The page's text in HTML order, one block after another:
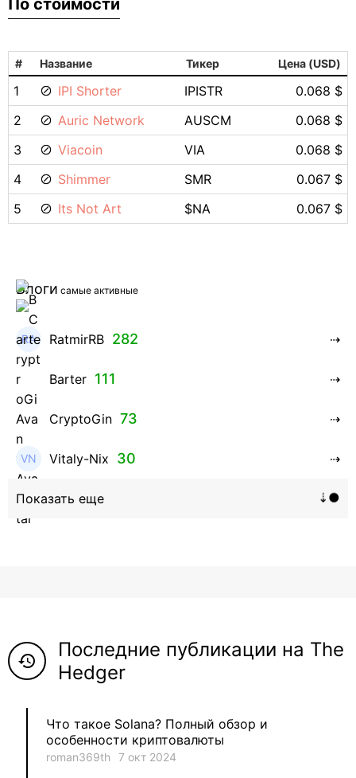
По стоимости
# Название Тикер Цена (USD)
1 IPI Shorter IPISTR
0.068 $
2
Auric Network AUSCM
0.068 $
3
Viacoin VIA
0.068 $
4
Shimmer SMR
0.067 $
5
Its Not Art $NA 0.067 $
Блоги самые активные
RatmirRB 282
Barter 111
CryptoGin 73
Vitaly-Nix 30
Hanna_Zolo4evskaya
Neftegrad 5
Evgeniy 3
history
Последние публикации на The
Hedger
Что такое Solana? Полный обзор и
особенности криптовалюты
roman369th 7 окт 2024